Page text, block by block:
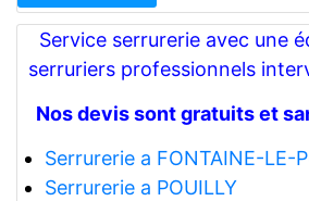
Service serrurerie avec une
serruriers professionnels
Nos devis sont gratuits et
Serrurerie a FONTAINE-LE-
Serrurerie a POUILLY